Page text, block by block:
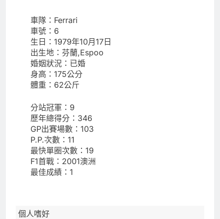
車隊：Ferrari
車號：6
生日：1979年10月17日
出生地：芬蘭,Espoo
婚姻狀況：已婚
身高：175公分
體重：62公斤
分站冠軍：9
歷年總得分：346
GP出賽場數：103
P.P.次數：11
最快單圈次數：19
F1首戰：2001澳洲
最佳成績：1
個人嗜好